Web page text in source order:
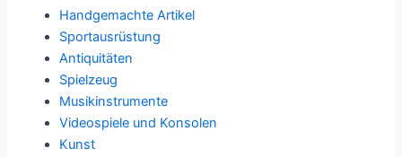
Handgemachte Artikel
Sportausrüstung
Antiquitäten
Spielzeug
Musikinstrumente
Videospiele und Konsolen
Kunst